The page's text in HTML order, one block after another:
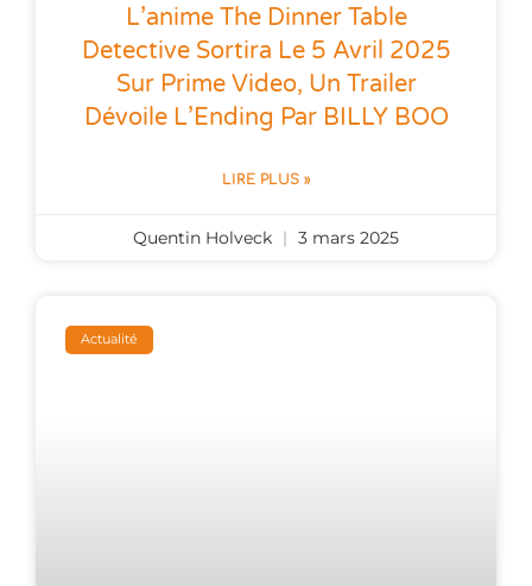
L’anime The Dinner Table
Detective Sortira Le 5 Avril 2025
Sur Prime Video, Un Trailer
Dévoile L’Ending Par BILLY BOO
LIRE PLUS »
Quentin Holveck 3 mars 2025
Actualité